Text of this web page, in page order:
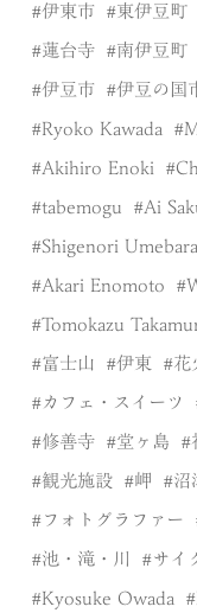
伊東市 東伊豆町
蓮台寺 南伊豆町
伊豆市 伊豆の国
Ryoko Kawada
Akihiro Enoki
tabemogu Ai
Shigenori Umebara
Akari Enomoto
Tomokazu
富士山 伊東 花
カフェ・スイーツ
修善寺 堂ヶ島
観光施設 岬 沼
フォトグラファー
池・滝・川 サイ
Kyosuke Owada